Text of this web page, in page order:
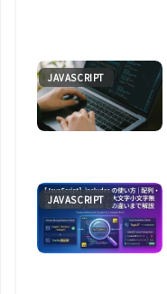
JAVASCRIPT
JAVASCRIPT